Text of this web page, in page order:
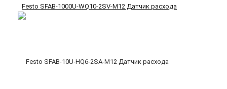
Festo SFAB-1000U-WQ10-2SV-M12 Датчик расхода